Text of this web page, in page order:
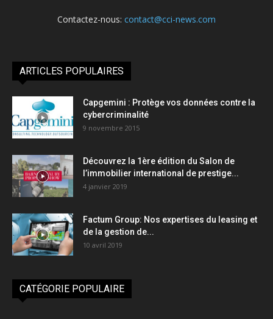
Contactez-nous: contact@cci-news.com
ARTICLES POPULAIRES
Capgemini : Protège vos données contre la
cybercriminalité
9 novembre 2015
Découvrez la 1ère édition du Salon de
l’immobilier international de prestige...
4 janvier 2019
Factum Group: Nos expertises du leasing et
de la gestion de...
10 avril 2019
CATÉGORIE POPULAIRE